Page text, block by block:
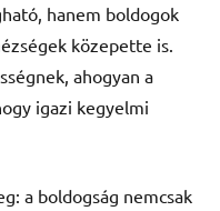
hanem boldogok
közepette is.
ahogyan a
igazi kegyelmi
a boldogság nemcsak